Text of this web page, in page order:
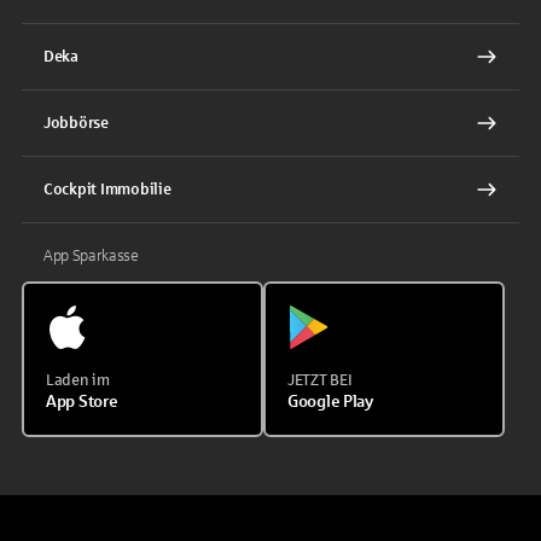
Deka
Jobbörse
Cockpit Immobilie
App Sparkasse
Laden im
App Store
JETZT BEI
Google Play